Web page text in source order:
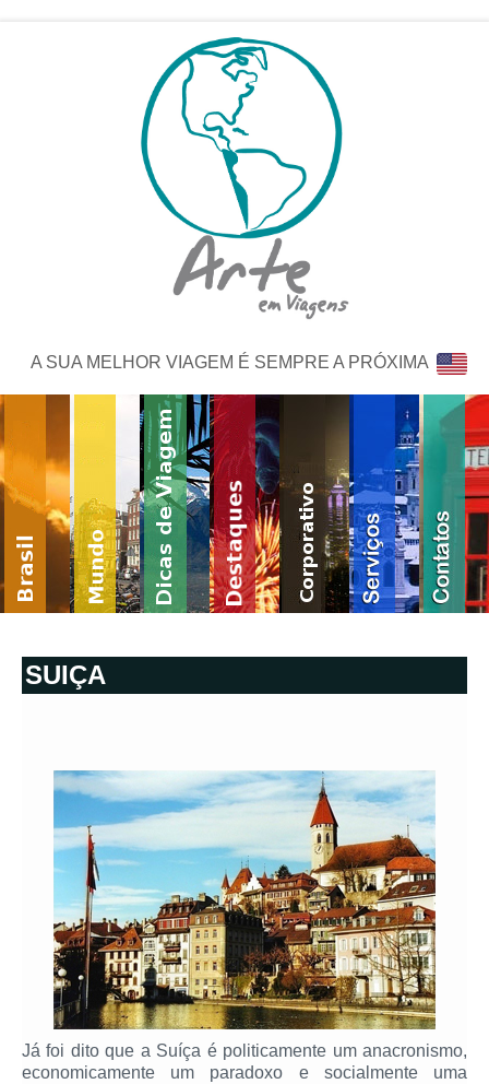
A SUA MELHOR VIAGEM É SEMPRE A PRÓXIMA
SUIÇA
Já foi dito que a Suíça é politicamente um anacronismo,
economicamente um paradoxo e socialmente uma